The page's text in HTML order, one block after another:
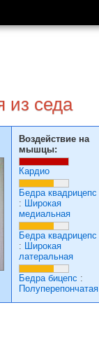
из седа
Воздействие на
мышцы:
Кардио
Бедра квадрицепс
: Широкая
медиальная
Бедра квадрицепс
: Широкая
латеральная
Бедра бицепс :
Полуперепончатая